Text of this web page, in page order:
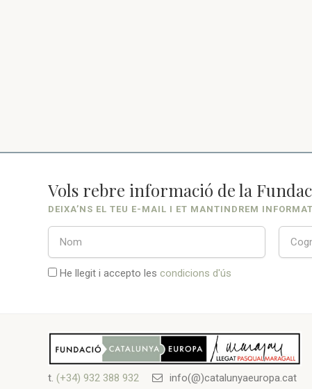
Vols rebre informació de la
DEIXA’NS EL TEU E-MAIL I ET MANTINDREM INFORMAT
He llegit i accepto les condicions d'ús
t. (+34) 932 388 932 info(@)catalunyaeuropa.cat